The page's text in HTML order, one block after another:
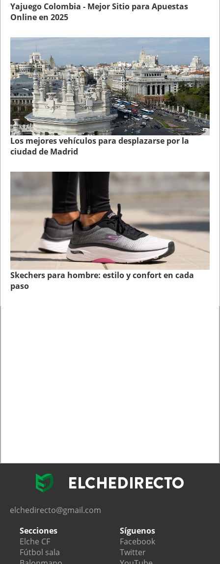
Yajuego Colombia - Mejor Sitio para Apuestas
Online en 2025
Los mejores vehículos para desplazarse por la
ciudad de Madrid
Skechers para hombre: estilo y confort en cada
paso
elchedirecto@gmail.com
Secciones
Elche CF
Fútbol sala
Síguenos
Facebook
Twitter